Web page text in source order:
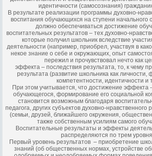
идентичности (самосознания)
В результате реализации программы духовно-
воспитания обучающихся на ступени начального
должно обеспечиваться достижение
воспитательных результатов – тех духовно-
которые получил школьник вследствие
деятельности (например, приобрел, участвуя в
некое знание о себе и окружающих, опыт
пережил и прочувствовал нечто как
эффекта – последствия результата, то, к чему
результата (развитие школьника как личности,
компетентности, идентичности и
При этом учитывается, что достижение эффекта
обучающегося, формирование его социальной
становится возможным благодаря
педагога, других субъектов духовно-нравственного
(семьи, друзей, ближайшего окружения,
также собственным усилиям самого
Воспитательные результаты и эффекты
распределяются по трем
Первый уровень результатов – приобретение
знаний (об общественных нормах, устройстве